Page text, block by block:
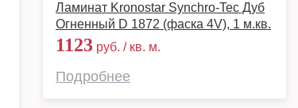
Ламинат Kronostar Synchro-Tec Дуб
Огненный D 1872 (фаска 4V), 1 м.кв.
1123 руб. / кв. м.
Подробнее